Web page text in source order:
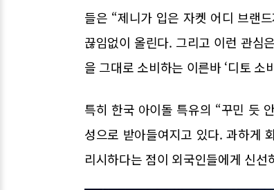
들은 “제니가 입은 자켓 어디 브랜
끊임없이 올린다. 그리고 이런 관심
을 그대로 소비하는 이른바 ‘디토
특히 한국 아이돌 특유의 “꾸민 듯
성으로 받아들여지고 있다. 과하게
리시하다는 점이 외국인들에게 신